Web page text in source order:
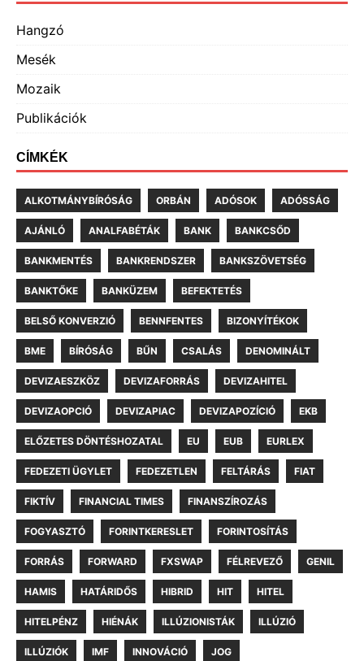
Hangzó
Mesék
Mozaik
Publikációk
CÍMKÉK
ALKOTMÁNYBÍRÓSÁG ORBÁN ADÓSOK ADÓSSÁG
AJÁNLÓ ANALFABÉTÁK BANK BANKCSŐD
BANKMENTÉS BANKRENDSZER BANKSZÖVETSÉG
BANKTŐKE BANKÜZEM BEFEKTETÉS
BELSŐ KONVERZIÓ BENNFENTES BIZONYÍTÉKOK
BME BÍRÓSÁG BŰN CSALÁS DENOMINÁLT
DEVIZAESZKÖZ DEVIZAFORRÁS DEVIZAHITEL
DEVIZAOPCIÓ DEVIZAPIAC DEVIZAPOZÍCIÓ EKB
ELŐZETES DÖNTÉSHOZATAL EU EUB EURLEX
FEDEZETI ÜGYLET FEDEZETLEN FELTÁRÁS FIAT
FIKTÍV FINANCIAL TIMES FINANSZÍROZÁS
FOGYASZTÓ FORINTKERESLET FORINTOSÍTÁS
FORRÁS FORWARD FXSWAP FÉLREVEZŐ GENIL
HAMIS HATÁRIDŐS HIBRID HIT HITEL
HITELPÉNZ HIÉNÁK ILLÚZIONISTÁK ILLÚZIÓ
ILLÚZIÓK IMF INNOVÁCIÓ JOG